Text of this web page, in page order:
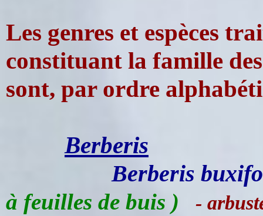
Les genres et espèces
constituant la famille
sont, par ordre
Berberis
Berberis
à feuilles de buis ) -